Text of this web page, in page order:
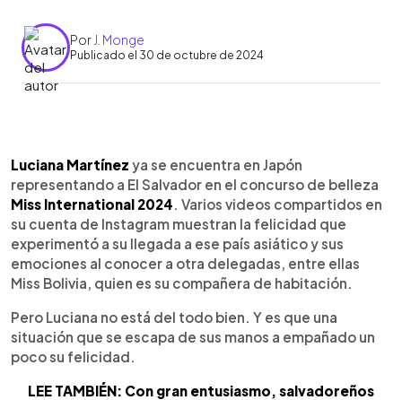
Por J. Monge
Publicado el 30 de octubre de 2024
► Escuchar artículo
Luciana Martínez ya se encuentra en Japón
representando a El Salvador en el concurso de belleza
Miss International 2024 . Varios videos compartidos en
su cuenta de Instagram muestran la felicidad que
experimentó a su llegada a ese país asiático y sus
emociones al conocer a otra delegadas, entre ellas
Miss Bolivia, quien es su compañera de habitación.
Pero Luciana no está del todo bien. Y es que una
situación que se escapa de sus manos a empañado un
poco su felicidad.
LEE TAMBIÉN: Con gran entusiasmo, salvadoreños